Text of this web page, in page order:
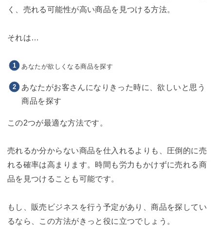
く、売れる可能性が高い商品を見つける方法。
それは…
あなたが欲しくなる商品を探す
あなたがお客さんになりきった時に、欲しいと思う
商品を探す
この2つが最適な方法です。
売れるか分からない商品を仕入れるよりも、圧倒的に売
れる確率は高まります。時間も労力もかけずに売れる商
品を見つけることも可能です。
もし、販売ビジネスを行う予定があり、商品を探してい
るなら、この方法がきっと役に立つでしょう。